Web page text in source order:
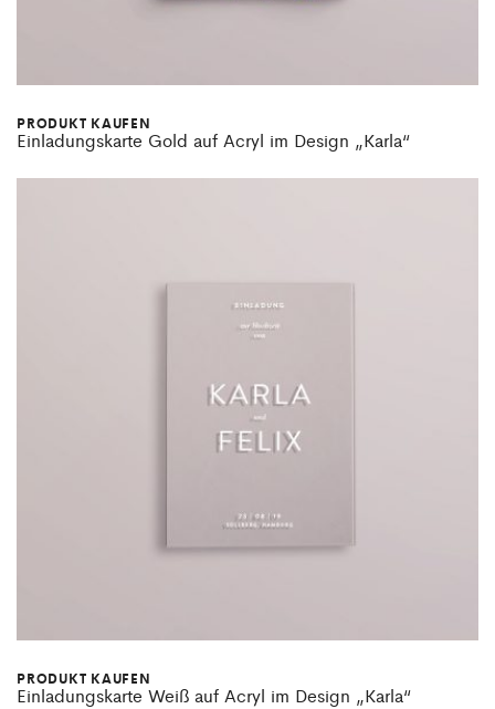
PRODUKT KAUFEN
Einladungskarte Gold auf Acryl im Design „Karla“
PRODUKT KAUFEN
Einladungskarte Weiß auf Acryl im Design „Karla“